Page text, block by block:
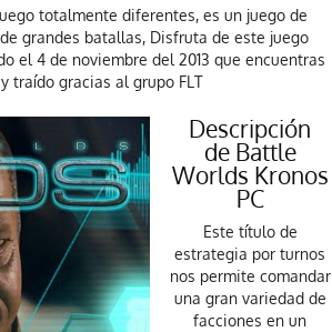
totalmente diferentes, es un juego de
grandes batallas, Disfruta de este juego
el 4 de noviembre del 2013 que encuentras
traído gracias al grupo FLT
Descripción
de Battle
Worlds Kronos
PC
Este título de
estrategia por turnos
nos permite comandar
una gran variedad de
facciones en un